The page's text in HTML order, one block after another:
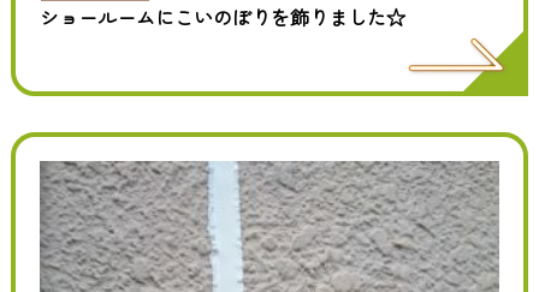
ショールームにこいのぼりを飾りました☆